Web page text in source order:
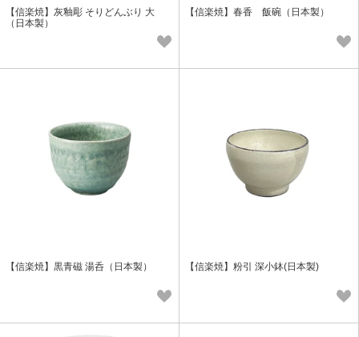
【信楽焼】灰釉彫 そりどんぶり 大
（日本製）
【信楽焼】春香 飯碗（日本製）
【信楽焼】黒青磁 湯呑（日本製） 【信楽焼】粉引 深小鉢(日本製)